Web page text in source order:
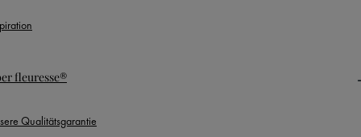
fleuresse®
Qualitätsgarantie